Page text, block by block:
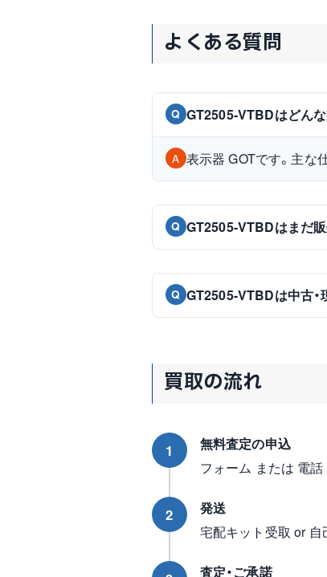
よくある質問
Q GT2505-VTBDはどん
A 表示器 GOTです。主な
Q GT2505-VTBDはまだ
Q GT2505-VTBDは中古・
買取の流れ
1
無料査定の申込
フォーム または 電話
2
発送
宅配キット受取 or 自
査定・ご承諾